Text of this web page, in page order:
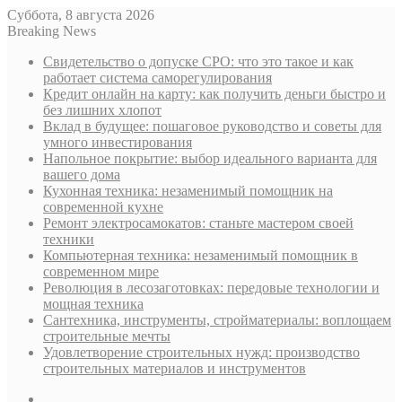
Суббота, 8 августа 2026
Breaking News
Свидетельство о допуске СРО: что это такое и как
работает система саморегулирования
Кредит онлайн на карту: как получить деньги быстро и
без лишних хлопот
Вклад в будущее: пошаговое руководство и советы для
умного инвестирования
Напольное покрытие: выбор идеального варианта для
вашего дома
Кухонная техника: незаменимый помощник на
современной кухне
Ремонт электросамокатов: станьте мастером своей
техники
Компьютерная техника: незаменимый помощник в
современном мире
Революция в лесозаготовках: передовые технологии и
мощная техника
Сантехника, инструменты, стройматериалы: воплощаем
строительные мечты
Удовлетворение строительных нужд: производство
строительных материалов и инструментов